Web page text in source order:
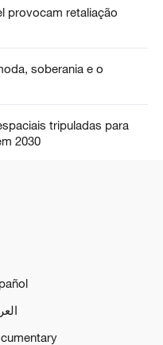
provocam retaliação
soberania e o
tripuladas para
2030